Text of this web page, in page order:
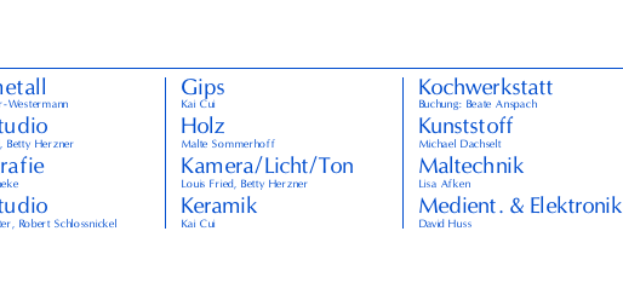
Westermann
Betty Herzner
Robert Schlossnickel
Gips
Kai Cui
Holz
Malte Sommerhoff
Kamera/Licht/Ton
Louis Fried, Betty Herzner
Keramik
Kai Cui
Kochwerkstatt
Buchung: Beate Anspach
Kunststoff
Michael Dachselt
Maltechnik
Lisa Afken
Medient. & Elektronik
David Huss